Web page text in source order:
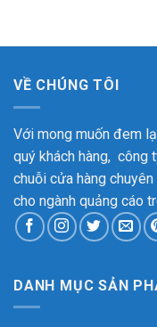
VỀ CHÚNG TÔI
Với mong muốn đem
quý khách hàng, công
chuỗi cửa hàng
cho ngành quảng cáo
DANH MỤC SẢN